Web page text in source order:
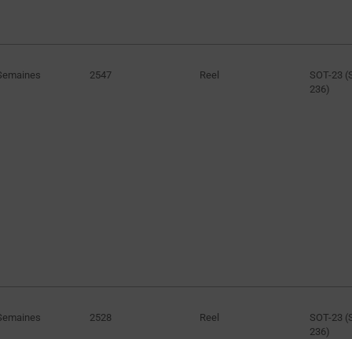
63A
2547 Reel
SOT-23
236)
2528 Reel
SOT-23
236)